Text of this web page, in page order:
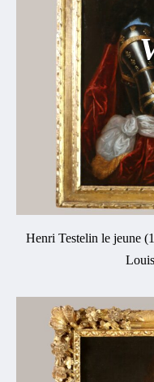
Henri Testelin le jeune